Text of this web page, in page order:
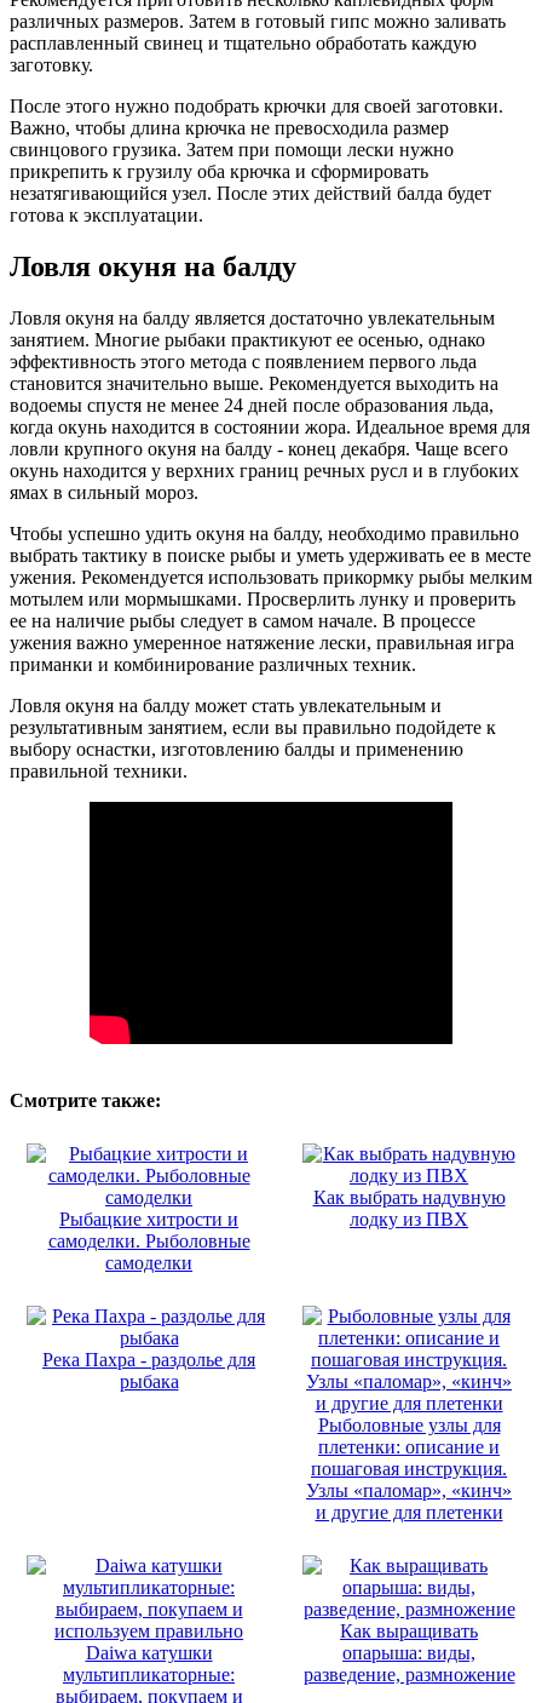
различных размеров. Затем в готовый гипс можно заливать
расплавленный свинец и тщательно обработать каждую
заготовку.
После этого нужно подобрать крючки для своей заготовки.
Важно, чтобы длина крючка не превосходила размер
свинцового грузика. Затем при помощи лески нужно
прикрепить к грузилу оба крючка и сформировать
незатягивающийся узел. После этих действий балда будет
готова к эксплуатации.
Ловля окуня на балду
Ловля окуня на балду является достаточно увлекательным
занятием. Многие рыбаки практикуют ее осенью, однако
эффективность этого метода с появлением первого льда
становится значительно выше. Рекомендуется выходить на
водоемы спустя не менее 24 дней после образования льда,
когда окунь находится в состоянии жора. Идеальное время для
ловли крупного окуня на балду - конец декабря. Чаще всего
окунь находится у верхних границ речных русл и в глубоких
ямах в сильный мороз.
Чтобы успешно удить окуня на балду, необходимо правильно
выбрать тактику в поиске рыбы и уметь удерживать ее в месте
ужения. Рекомендуется использовать прикормку рыбы мелким
мотылем или мормышками. Просверлить лунку и проверить
ее на наличие рыбы следует в самом начале. В процессе
ужения важно умеренное натяжение лески, правильная игра
приманки и комбинирование различных техник.
Ловля окуня на балду может стать увлекательным и
результативным занятием, если вы правильно подойдете к
выбору оснастки, изготовлению балды и применению
правильной техники.
Смотрите также:
Рыбацкие хитрости и
самоделки. Рыболовные
самоделки
Как выбрать надувную
лодку из ПВХ
Река Пахра - раздолье для
рыбака
Рыболовные узлы для
плетенки: описание и
пошаговая инструкция.
Узлы «паломар», «кинч»
и другие для плетенки
Daiwa катушки
мультипликаторные:
выбираем, покупаем и
Как выращивать
опарыша: виды,
разведение, размножение